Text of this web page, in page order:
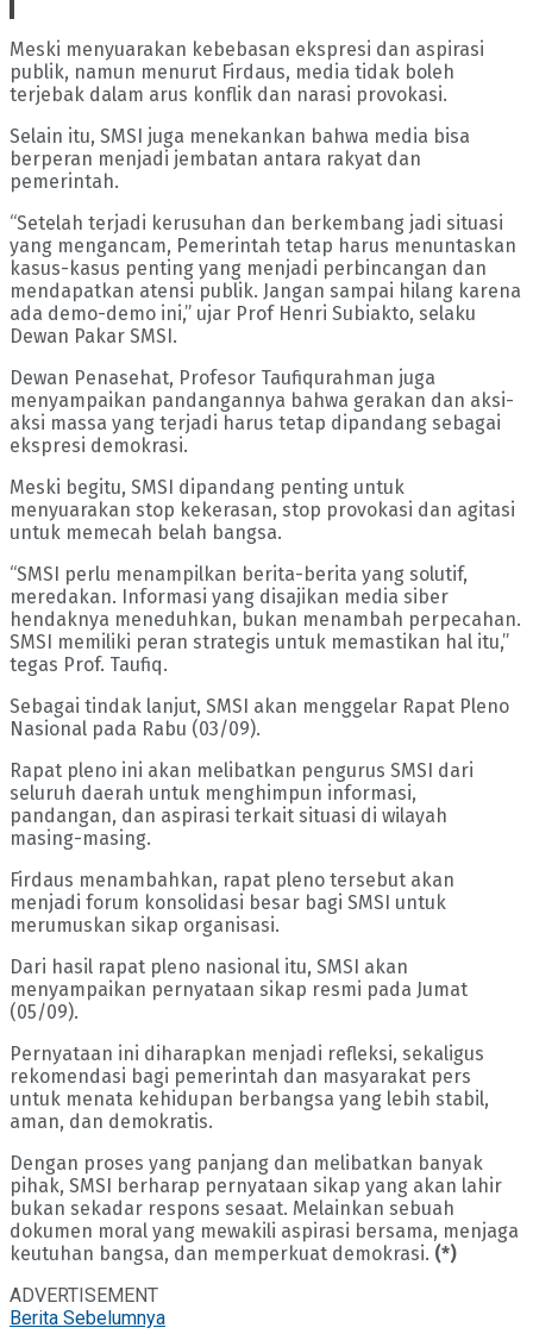
Meski menyuarakan kebebasan ekspresi dan aspirasi
publik, namun menurut Firdaus, media tidak boleh
terjebak dalam arus konflik dan narasi provokasi.
Selain itu, SMSI juga menekankan bahwa media bisa
berperan menjadi jembatan antara rakyat dan
pemerintah.
“Setelah terjadi kerusuhan dan berkembang jadi situasi
yang mengancam, Pemerintah tetap harus menuntaskan
kasus-kasus penting yang menjadi perbincangan dan
mendapatkan atensi publik. Jangan sampai hilang karena
ada demo-demo ini,” ujar Prof Henri Subiakto, selaku
Dewan Pakar SMSI.
Dewan Penasehat, Profesor Taufiqurahman juga
menyampaikan pandangannya bahwa gerakan dan aksi-
aksi massa yang terjadi harus tetap dipandang sebagai
ekspresi demokrasi.
Meski begitu, SMSI dipandang penting untuk
menyuarakan stop kekerasan, stop provokasi dan agitasi
untuk memecah belah bangsa.
“SMSI perlu menampilkan berita-berita yang solutif,
meredakan. Informasi yang disajikan media siber
hendaknya meneduhkan, bukan menambah perpecahan.
SMSI memiliki peran strategis untuk memastikan hal itu,”
tegas Prof. Taufiq.
Sebagai tindak lanjut, SMSI akan menggelar Rapat Pleno
Nasional pada Rabu (03/09).
Rapat pleno ini akan melibatkan pengurus SMSI dari
seluruh daerah untuk menghimpun informasi,
pandangan, dan aspirasi terkait situasi di wilayah
masing-masing.
Firdaus menambahkan, rapat pleno tersebut akan
menjadi forum konsolidasi besar bagi SMSI untuk
merumuskan sikap organisasi.
Dari hasil rapat pleno nasional itu, SMSI akan
menyampaikan pernyataan sikap resmi pada Jumat
(05/09).
Pernyataan ini diharapkan menjadi refleksi, sekaligus
rekomendasi bagi pemerintah dan masyarakat pers
untuk menata kehidupan berbangsa yang lebih stabil,
aman, dan demokratis.
Dengan proses yang panjang dan melibatkan banyak
pihak, SMSI berharap pernyataan sikap yang akan lahir
bukan sekadar respons sesaat. Melainkan sebuah
dokumen moral yang mewakili aspirasi bersama, menjaga
keutuhan bangsa, dan memperkuat demokrasi. (*)
ADVERTISEMENT
Berita Sebelumnya